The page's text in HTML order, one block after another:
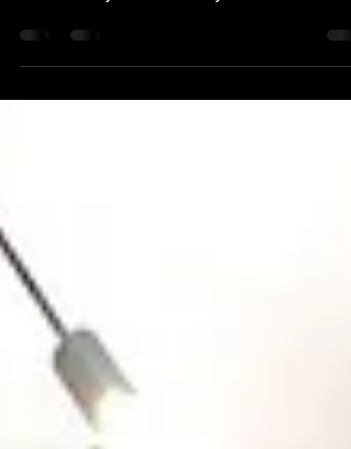
slunného bytu v malém bytovém době ve
staré vilové...